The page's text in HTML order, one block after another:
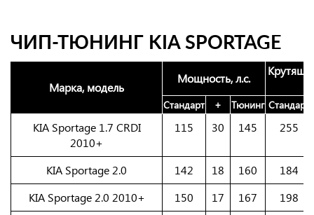
ЧИП-ТЮНИНГ KIA SPORTAGE
Марка, модель
Мощность, л.с.
Стандарт + Тюнинг Стандарт
KIA Sportage 1.7 CRDI
2010+
115 30 145 255
KIA Sportage 2.0 142 18 160
184
KIA Sportage 2.0 2010+
150 17 167
198